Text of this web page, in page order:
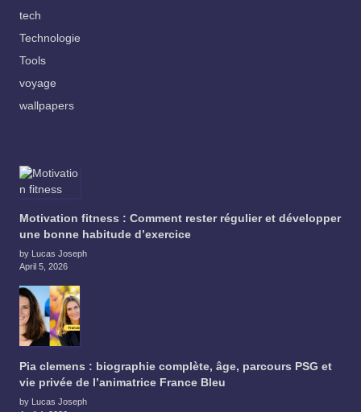
tech
Technologie
Tools
voyage
wallpapers
Motivation fitness : Comment rester régulier et développer
une bonne habitude d’exercice
by Lucas Joseph
April 5, 2026
Pia clemens : biographie complète, âge, parcours PSG et
vie privée de l’animatrice France Bleu
by Lucas Joseph